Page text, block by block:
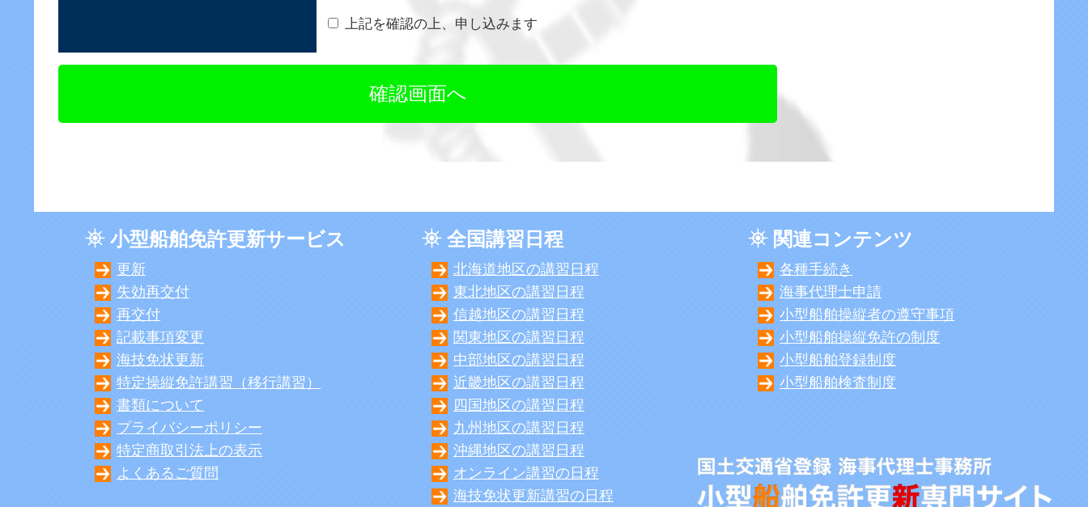
上記を確認の上、申し込みます
小型船舶免許更新サービス
更新
失効再交付
再交付
記載事項変更
海技免状更新
特定操縦免許講習（移行講習）
書類について
プライバシーポリシー
特定商取引法上の表示
よくあるご質問
全国講習日程
北海道地区の講習日程
東北地区の講習日程
信越地区の講習日程
関東地区の講習日程
中部地区の講習日程
近畿地区の講習日程
四国地区の講習日程
九州地区の講習日程
沖縄地区の講習日程
オンライン講習の日程
海技免状更新講習の日程
関連コンテンツ
各種手続き
海事代理士申請
小型船舶操縦者の遵守事項
小型船舶操縦免許の制度
小型船舶登録制度
小型船舶検査制度